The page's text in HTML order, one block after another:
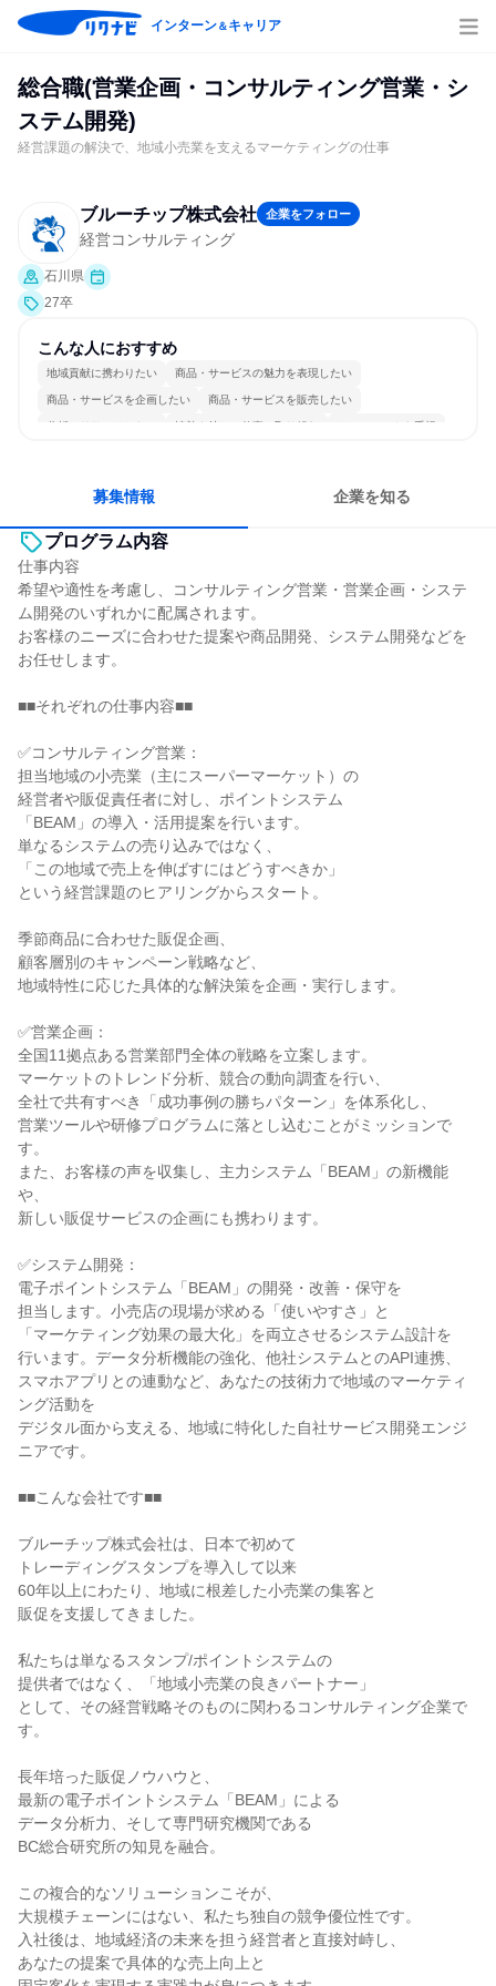
インターン＆キャリア
総合職(営業企画・コンサルティング営業・シ
ステム開発)
経営課題の解決で、地域小売業を支えるマーケティングの仕事
ブルーチップ株式会社 企業をフォロー
経営コンサルティング
石川県
27卒
こんな人におすすめ
地域貢献に携わりたい 商品・サービスの魅力を表現したい
商品・サービスを企画したい 商品・サービスを販売したい
分析・リサーチしたい 情熱を持って仕事に取り組む チームワークを重視
募集情報 企業を知る
プログラム内容
仕事内容
希望や適性を考慮し、コンサルティング営業・営業企画・システ
ム開発のいずれかに配属されます。
お客様のニーズに合わせた提案や商品開発、システム開発などを
お任せします。
■■それぞれの仕事内容■■
✅コンサルティング営業：
担当地域の小売業（主にスーパーマーケット）の
経営者や販促責任者に対し、ポイントシステム
「BEAM」の導入・活用提案を行います。
単なるシステムの売り込みではなく、
「この地域で売上を伸ばすにはどうすべきか」
という経営課題のヒアリングからスタート。
季節商品に合わせた販促企画、
顧客層別のキャンペーン戦略など、
地域特性に応じた具体的な解決策を企画・実行します。
✅営業企画：
全国11拠点ある営業部門全体の戦略を立案します。
マーケットのトレンド分析、競合の動向調査を行い、
全社で共有すべき「成功事例の勝ちパターン」を体系化し、
営業ツールや研修プログラムに落とし込むことがミッションで
す。
また、お客様の声を収集し、主力システム「BEAM」の新機能
や、
新しい販促サービスの企画にも携わります。
✅システム開発：
電子ポイントシステム「BEAM」の開発・改善・保守を
担当します。小売店の現場が求める「使いやすさ」と
「マーケティング効果の最大化」を両立させるシステム設計を
行います。データ分析機能の強化、他社システムとのAPI連携、
スマホアプリとの連動など、あなたの技術力で地域のマーケティ
ング活動を
デジタル面から支える、地域に特化した自社サービス開発エンジ
ニアです。
■■こんな会社です■■
ブルーチップ株式会社は、日本で初めて
トレーディングスタンプを導入して以来
60年以上にわたり、地域に根差した小売業の集客と
販促を支援してきました。
私たちは単なるスタンプ/ポイントシステムの
提供者ではなく、「地域小売業の良きパートナー」
として、その経営戦略そのものに関わるコンサルティング企業で
す。
長年培った販促ノウハウと、
最新の電子ポイントシステム「BEAM」による
データ分析力、そして専門研究機関である
BC総合研究所の知見を融合。
この複合的なソリューションこそが、
大規模チェーンにはない、私たち独自の競争優位性です。
入社後は、地域経済の未来を担う経営者と直接対峙し、
あなたの提案で具体的な売上向上と